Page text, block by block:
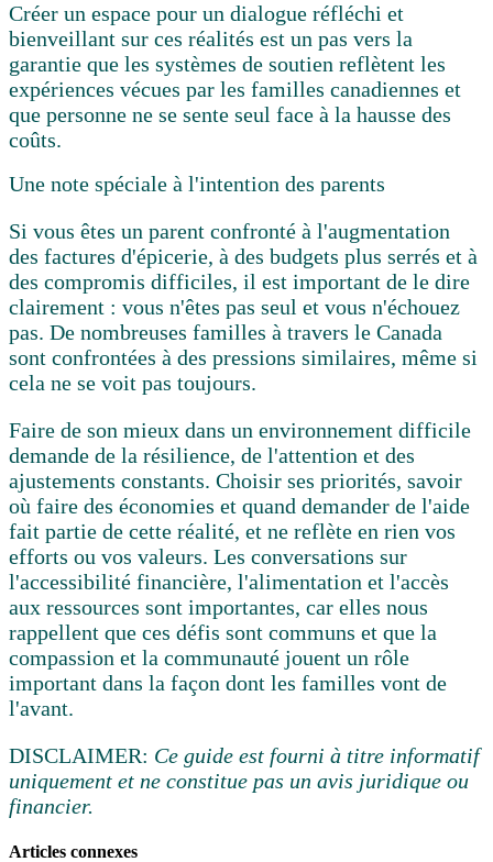
Créer un espace pour un dialogue réfléchi et
bienveillant sur ces réalités est un pas vers la
garantie que les systèmes de soutien reflètent les
expériences vécues par les familles canadiennes et
que personne ne se sente seul face à la hausse des
coûts.
Une note spéciale à l'intention des parents
Si vous êtes un parent confronté à l'augmentation
des factures d'épicerie, à des budgets plus serrés et à
des compromis difficiles, il est important de le dire
clairement : vous n'êtes pas seul et vous n'échouez
pas. De nombreuses familles à travers le Canada
sont confrontées à des pressions similaires, même si
cela ne se voit pas toujours.
Faire de son mieux dans un environnement difficile
demande de la résilience, de l'attention et des
ajustements constants. Choisir ses priorités, savoir
où faire des économies et quand demander de l'aide
fait partie de cette réalité, et ne reflète en rien vos
efforts ou vos valeurs. Les conversations sur
l'accessibilité financière, l'alimentation et l'accès
aux ressources sont importantes, car elles nous
rappellent que ces défis sont communs et que la
compassion et la communauté jouent un rôle
important dans la façon dont les familles vont de
l'avant.
DISCLAIMER: Ce guide est fourni à titre informatif
uniquement et ne constitue pas un avis juridique ou
financier.
Articles connexes